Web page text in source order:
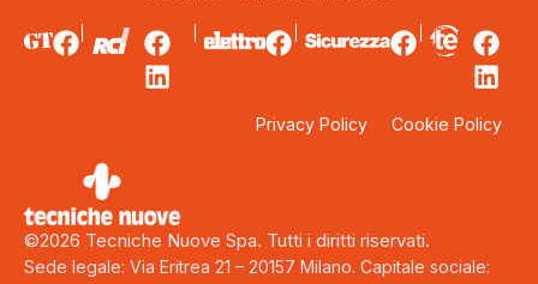
Privacy Policy Cookie Policy
©2026 Tecniche Nuove Spa. Tutti i diritti riservati.
Sede legale: Via Eritrea 21 – 20157 Milano. Capitale sociale: